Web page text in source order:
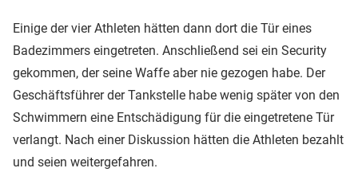
Einige der vier Athleten hätten dann dort die Tür eines
Badezimmers eingetreten. Anschließend sei ein Security
gekommen, der seine Waffe aber nie gezogen habe. Der
Geschäftsführer der Tankstelle habe wenig später von den
Schwimmern eine Entschädigung für die eingetretene Tür
verlangt. Nach einer Diskussion hätten die Athleten bezahlt
und seien weitergefahren.